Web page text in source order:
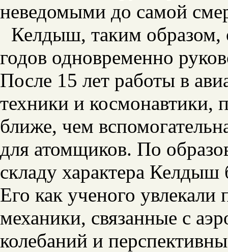
неведомыми до самой
Келдыш, таким образом,
годов одновременно
После 15 лет работы в
техники и
ближе, чем
для атомщиков. По
складу характера
Его как ученого
механики, связанные с
колебаний и